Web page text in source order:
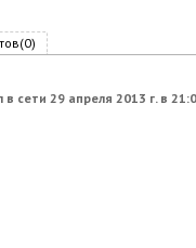
в сети 29 апреля 2013 г. в